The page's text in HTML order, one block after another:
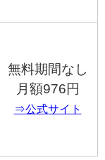
無料期間なし
月額976円
⇒公式サイト